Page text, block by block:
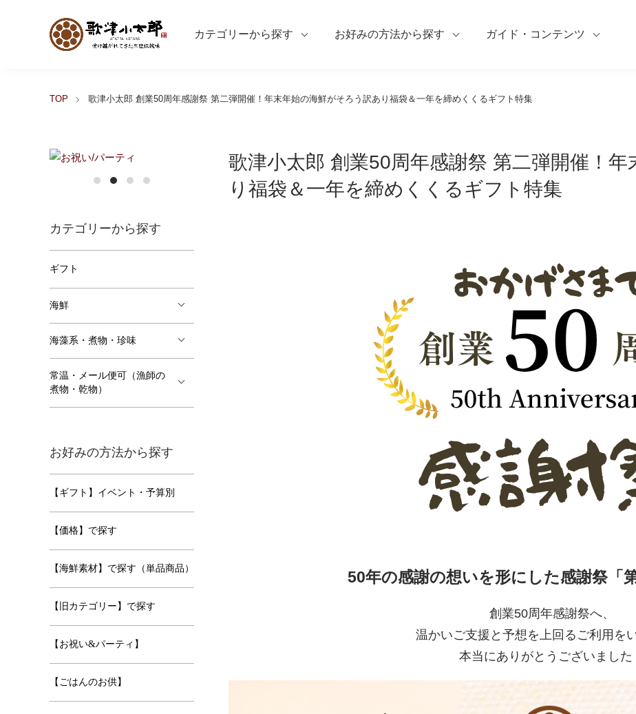
カテゴリーから探す お好みの方法から探す ガイド・コンテンツ
TOP 歌津小太郎 創業50周年感謝祭 第二弾開催！年末年始の海鮮がそろう訳あり福袋＆一年を締めくくるギフト特集
歌津小太郎 創業50周年感謝祭 第二弾開催！
り福袋＆一年を締めくくるギフト特集
50年の感謝の想いを形にした感謝祭「
創業50周年感謝祭へ、
温かいご支援と予想を上回るご利用を
本当にありがとうございました
カテゴリーから探す
ギフト
海鮮
海藻系・煮物・珍味
常温・メール便可（漁師の
煮物・乾物）
お好みの方法から探す
【ギフト】イベント・予算別
【価格】で探す
【海鮮素材】で探す（単品商品）
【旧カテゴリー】で探す
【お祝い&パーティ】
【ごはんのお供】